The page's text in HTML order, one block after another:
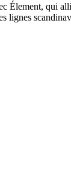
Élement, qui
lignes